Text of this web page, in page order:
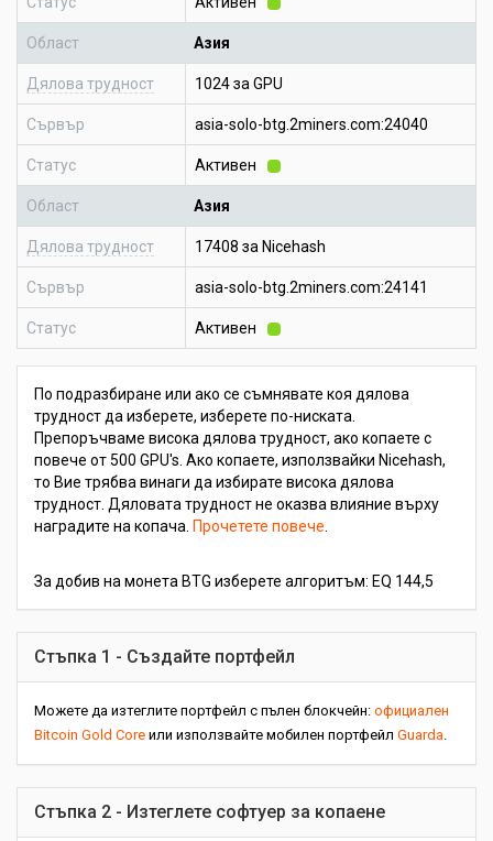
Област Азия
Дялова трудност 1024 за GPU
Сървър asia-solo-btg.2miners.com:24040
Статус Активен
Област Азия
Дялова трудност 17408 за Nicehash
Сървър asia-solo-btg.2miners.com:24141
Статус Активен
По подразбиране или ако се съмнявате коя дялова
трудност да изберете, изберете по-ниската.
Препоръчваме висока дялова трудност, ако копаете с
повече от 500 GPU's. Ако копаете, използвайки Nicehash,
то Вие трябва винаги да избирате висока дялова
трудност. Дяловата трудност не оказва влияние върху
наградите на копача. Прочетете повече
За добив на монета BTG изберете алгоритъм: EQ 144,5
Стъпка 1 - Създайте портфейл
Можете да изтеглите портфейл с пълен блокчейн: официален
Bitcoin Gold Core или използвайте мобилен портфейл Guarda.
Стъпка 2 - Изтеглете софтуер за копаене